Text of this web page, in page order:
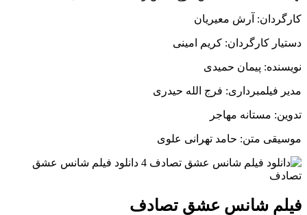
کارگردان: آرش معیریان
دستیار کارگردان: کریم امینی
نویسنده: پیمان حمیدی
مدیر فیلمبرداری: فرج الله حیدری
تدوین: مستانه مهاجر
موسیقی متن: حامد تهرانی علوی
فیلم شانس عشق تصادف